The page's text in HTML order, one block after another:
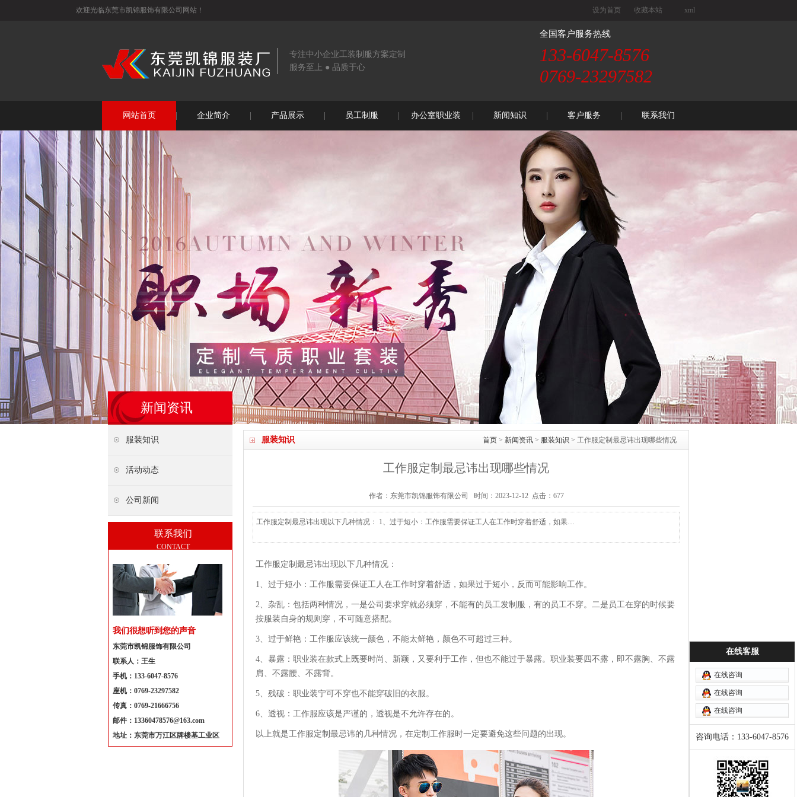
欢迎光临东莞市凯锦服饰有限公司网站！ 设为首页 收藏本站 xml
专注中小企业工装制服方案定制
服务至上 ● 品质于心
全国客户服务热线
133-6047-8576
0769-23297582
网站首页 企业简介 产品展示 员工制服 办公室职业装 新闻知识 客户服务 联系我们
服装知识 首页 > 新闻资讯 > 服装知识 > 工作服定制最忌讳出现哪些情况
工作服定制最忌讳出现哪些情况
作者：东莞市凯锦服饰有限公司 时间：2023-12-12 点击： 677
工作服定制最忌讳出现以下几种情况： 1、过于短小：工作服需要保证工人在工作时穿着舒适，如果…
工作服定制最忌讳出现以下几种情况：
1、过于短小：工作服需要保证工人在工作时穿着舒适，如果过于短小，反而可能影响工作。
2、杂乱：包括两种情况，一是公司要求穿就必须穿，不能有的员工发制服，有的员工不穿。二是员工在穿的时候要
按服装自身的规则穿，不可随意搭配。
3、过于鲜艳：工作服应该统一颜色，不能太鲜艳，颜色不可超过三种。
4、暴露：职业装在款式上既要时尚、新颖，又要利于工作，但也不能过于暴露。职业装要四不露，即不露胸、不露
肩、不露腰、不露背。
5、残破：职业装宁可不穿也不能穿破旧的衣服。
6、透视：工作服应该是严谨的，透视是不允许存在的。
以上就是工作服定制最忌讳的几种情况，在定制工作服时一定要避免这些问题的出现。
新闻资讯
服装知识
活动动态
公司新闻
联系我们
CONTACT
我们很想听到您的声音
东莞市凯锦服饰有限公司
联系人：王生
手机：133-6047-8576
座机：0769-23297582
传真：0769-21666756
邮件：13360478576@163.com
地址：东莞市万江区牌楼基工业区
在线客服
在线咨询
在线咨询
在线咨询
咨询电话：133-6047-8576